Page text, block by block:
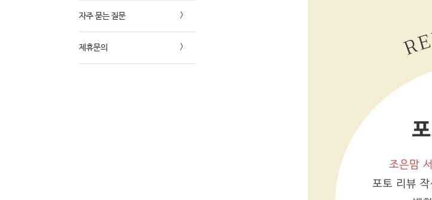
자주 묻는 질문
제휴문의